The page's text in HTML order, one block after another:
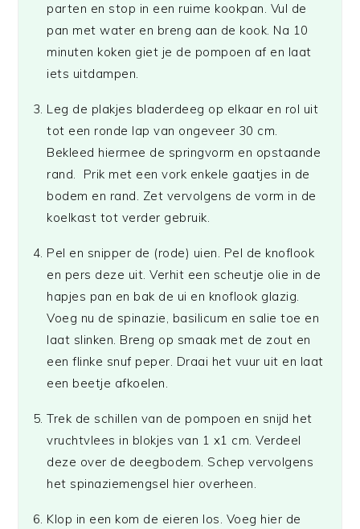
parten en stop in een ruime kookpan. Vul de
pan met water en breng aan de kook. Na 10
minuten koken giet je de pompoen af en laat
iets uitdampen.
Leg de plakjes bladerdeeg op elkaar en rol uit
tot een ronde lap van ongeveer 30 cm.
Bekleed hiermee de springvorm en opstaande
rand. Prik met een vork enkele gaatjes in de
bodem en rand. Zet vervolgens de vorm in de
koelkast tot verder gebruik.
Pel en snipper de (rode) uien. Pel de knoflook
en pers deze uit. Verhit een scheutje olie in de
hapjes pan en bak de ui en knoflook glazig.
Voeg nu de spinazie, basilicum en salie toe en
laat slinken. Breng op smaak met de zout en
een flinke snuf peper. Draai het vuur uit en laat
een beetje afkoelen.
Trek de schillen van de pompoen en snijd het
vruchtvlees in blokjes van 1 x1 cm. Verdeel
deze over de deegbodem. Schep vervolgens
het spinaziemengsel hier overheen.
Klop in een kom de eieren los. Voeg hier de